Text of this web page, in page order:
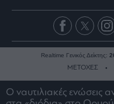
Realtime Γενικός Δείκτης:
ΜΕΤΟΧΕΣ
Ο ναυτιλιακές ενώσεις